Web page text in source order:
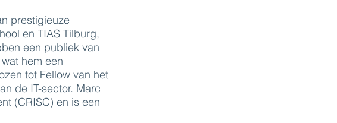
prestigieuze
en TIAS Tilburg,
een publiek van
hem een
tot Fellow van het
de IT-sector. Marc
(CRISC) en is een